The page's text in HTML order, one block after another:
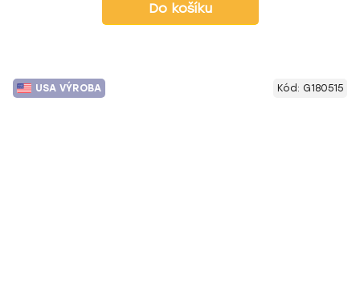
Do košíku
USA VÝROBA Kód: G180515